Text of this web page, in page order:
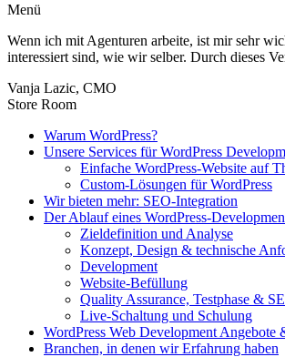
Menü
Wenn ich mit Agenturen arbeite, ist mir sehr
interessiert sind, wie wir selber. Durch dieses
Vanja Lazic, CMO
Store Room
Warum WordPress?
Unsere Services für WordPress
Einfache WordPress-Website auf
Custom-Lösungen für WordPress
Wir bieten mehr: SEO-Integration
Der Ablauf eines WordPress-
Zieldefinition und Analyse
Konzept, Design & technische
Development
Website-Befüllung
Quality Assurance, Testphase &
Live-Schaltung und Schulung
WordPress Web Development Angebote
Branchen, in denen wir Erfahrung haben